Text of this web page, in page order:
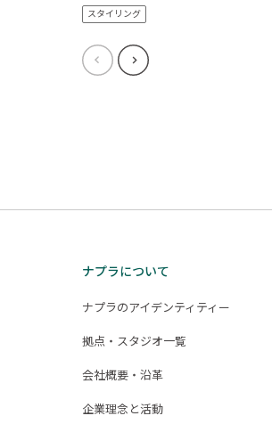
スタイリング
ナプラについて
ナプラのアイデンティティー
拠点・スタジオ一覧
会社概要・沿革
企業理念と活動